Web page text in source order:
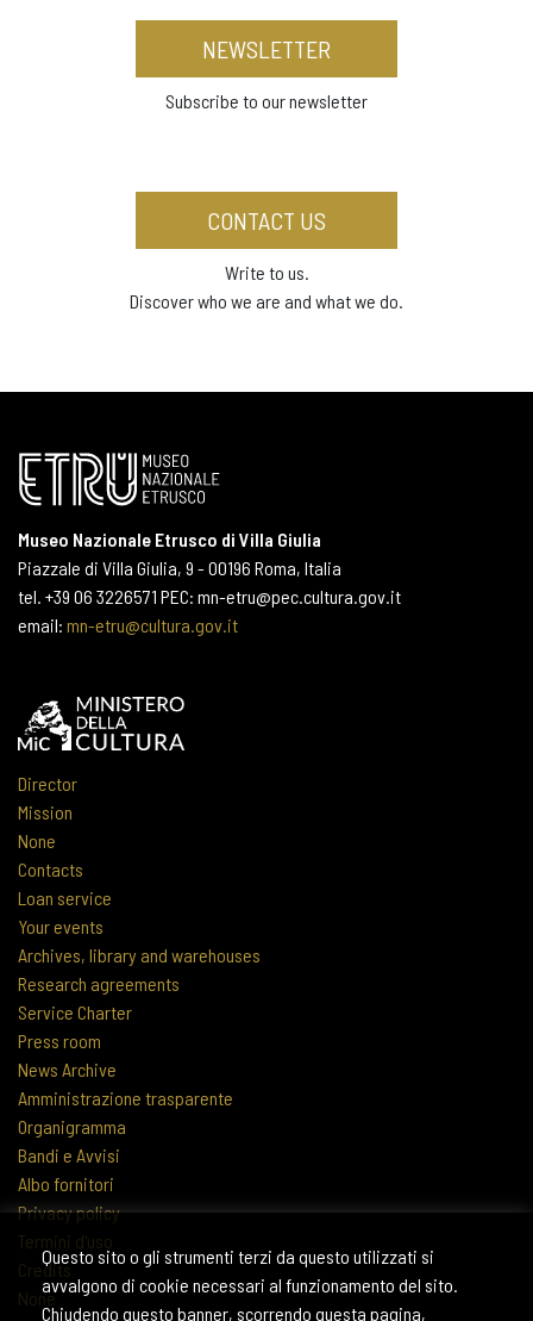
Questo sito o gli strumenti terzi da questo utilizzati si
avvalgono di cookie necessari al funzionamento del sito.
Chiudendo questo banner, scorrendo questa pagina,
NEWSLETTER
Subscribe to our newsletter
CONTACT US
Write to us.
Discover who we are and what we do.
Museo Nazionale Etrusco di Villa Giulia
Piazzale di Villa Giulia, 9 - 00196 Roma, Italia
tel. +39 06 3226571 PEC: mn-etru@pec.cultura.gov.it
email: mn-etru@cultura.gov.it
Director
Mission
None
Contacts
Loan service
Your events
Archives, library and warehouses
Research agreements
Service Charter
Press room
News Archive
Amministrazione trasparente
Organigramma
Bandi e Avvisi
Albo fornitori
Privacy policy
Termini d'uso
Credits
None